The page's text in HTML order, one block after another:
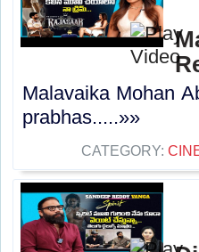
Malavaika Mohan
prabhas.....»»
CATEGORY: